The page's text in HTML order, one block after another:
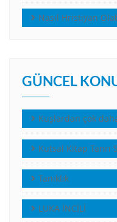
Nasıl Hristiyan
GÜNCEL
Kuşlardan çok
Kutsal Kitap Tanrı
Tanıklık
LUKA İNCİLİ